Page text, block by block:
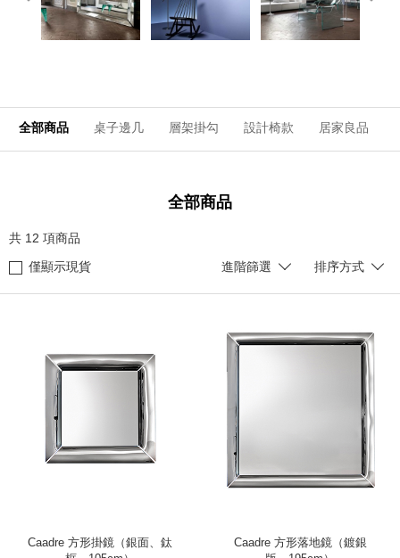
全部商品 桌子邊几 層架掛勾 設計椅款 居家良品
全部商品
共 12 項商品
僅顯示現貨
進階篩選 排序方式
Caadre 方形掛鏡（銀面、鈦
Caadre 方形落地鏡（鍍銀